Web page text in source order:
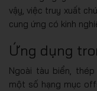
vậy, việc truy xuất
cung ứng có kinh
Ứng dụng
Ngoài tàu biển,
một số hạng mục